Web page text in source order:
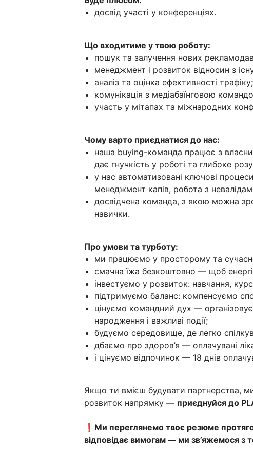
досвід участі у конференціях.
Що входитиме у твою роботу:
пошук та залучення нових
менеджмент і розвиток відносин з
аналіз та оцінка ефективності трафіку;
комунікація з медіабаїнговою
участь у мітапах та міжнародних
Чому варто приєднатися до нас:
наша buying-команда працює з
дає гнучкість у роботі та глибоке
у нас автоматизовані ключові
менеджмент капів, робота з
досвідчена команда, з якою можна
навички.
Про умови та турботу:
ми працюємо у просторому та
смачна їжа безкоштовно — щоб
інвестуємо у розвиток: навчання,
підтримуємо баланс: компенсуємо
цінуємо командний дух —
народження і важливі події;
будуємо середовище, де легко
дбаємо про здоров’я — оплачувані
і цінуємо відпочинок — 18 днів
Якщо ти вмієш будувати партнерства,
розвиток напрямку — приєднуйся до
❗️ Ми переглянемо твоє резюме
відповідає вимогам — ми зв’яжемося з